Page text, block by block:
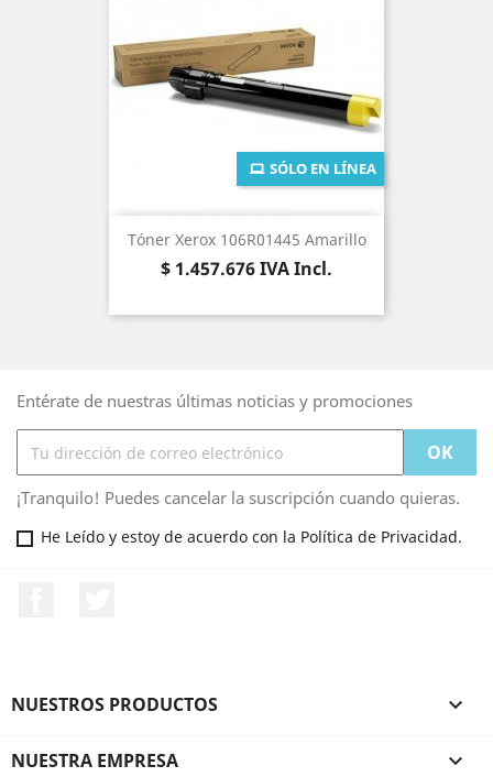
Tóner Xerox 106R01445 Amarillo
Precio
$ 1.457.676IVA Incl.
SÓLO EN LÍNEA
Entérate de nuestras últimas noticias y promociones
¡Tranquilo! Puedes cancelar la suscripción cuando quieras.
He Leído y estoy de acuerdo con la Política de Privacidad.
NUESTROS PRODUCTOS 
NUESTRA EMPRESA 